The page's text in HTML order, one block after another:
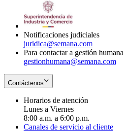
Notificaciones judiciales
juridica@semana.com
Para contactar a gestión humana
gestionhumana@semana.com
Contáctenos
Horarios de atención
Lunes a Viernes
8:00 a.m. a 6:00 p.m.
Canales de servicio al cliente